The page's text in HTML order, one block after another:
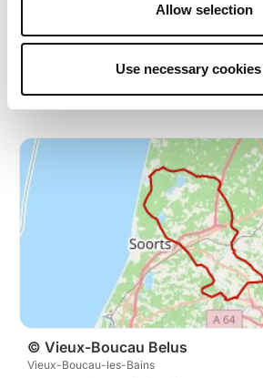
Allow selection
Use necessary
Durée estim.
C christian2262
© Vieux-Boucau Belus
Vieux-Boucau-les-Bains